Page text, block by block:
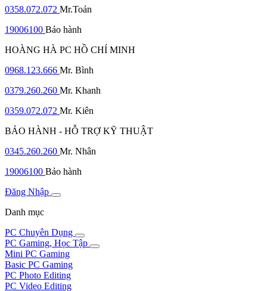
0358.072.072 Mr.Toản
19006100 Bảo hành
HOÀNG HÀ PC HỒ CHÍ MINH
0968.123.666 Mr. Bình
0379.260.260 Mr. Khanh
0359.072.072 Mr. Kiên
BẢO HÀNH - HỖ TRỢ KỸ THUẬT
0345.260.260 Mr. Nhân
19006100 Bảo hành
Đăng Nhập
Danh mục
PC Chuyên Dụng
PC Gaming, Học Tập
Mini PC Gaming
Basic PC Gaming
PC Photo Editing
PC Video Editing